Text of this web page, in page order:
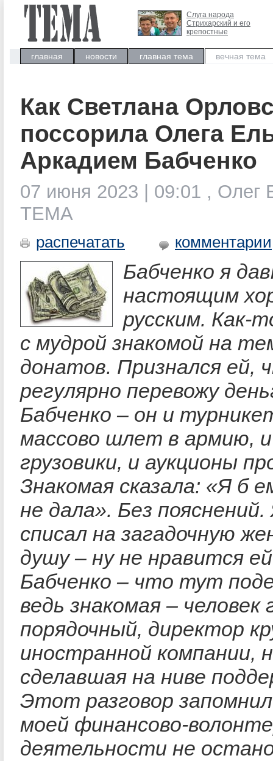
Слуга народа
Стрихарский и его
крепостные
главная новости главная тема вечная тема
Как Светлана
поссорила Олега
Аркадием Бабченко
07 июня 2023 | 09:01 , Олег
ТЕМА
распечатать комментарии
Бабченко я
настоящим
русским. Как-
с мудрой знакомой на
донатов. Признался ей,
регулярно перевожу
Бабченко – он и
массово шлет в армию, и
грузовики, и аукционы
Знакомая сказала: «Я б
не дала». Без
списал на загадочную
душу – ну не нравится
Бабченко – что тут
ведь знакомая – человек
порядочный, директор
иностранной компании,
сделавшая на ниве
Этот разговор
моей финансово-
деятельности не